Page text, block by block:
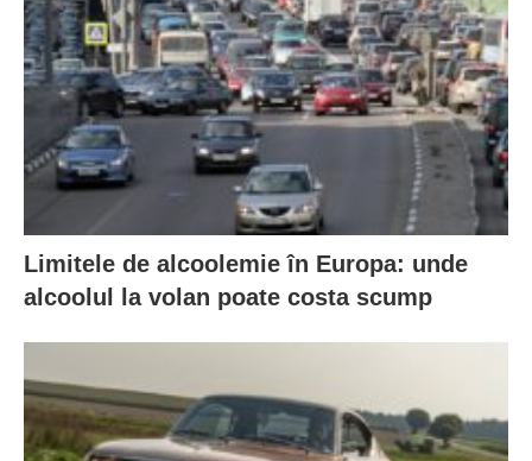
Limitele de alcoolemie în Europa: unde
alcoolul la volan poate costa scump